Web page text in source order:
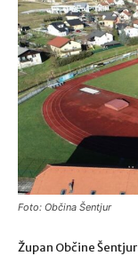
Foto: Občina Šentjur
Župan Občine